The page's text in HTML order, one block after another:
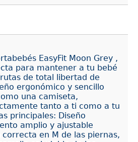
EasyFit Moon Grey ,
para mantener a tu bebé
de total libertad de
ergonómico y sencillo
una camiseta,
tanto a ti como a tu
principales: Diseño
amplio y ajustable
en M de las piernas,